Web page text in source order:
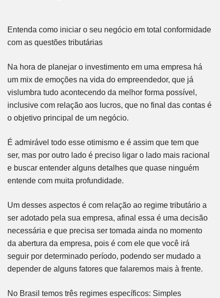
Entenda como iniciar o seu negócio em total conformidade
com as questões tributárias
Na hora de planejar o investimento em uma empresa há
um mix de emoções na vida do empreendedor, que já
vislumbra tudo acontecendo da melhor forma possível,
inclusive com relação aos lucros, que no final das contas é
o objetivo principal de um negócio.
É admirável todo esse otimismo e é assim que tem que
ser, mas por outro lado é preciso ligar o lado mais racional
e buscar entender alguns detalhes que quase ninguém
entende com muita profundidade.
Um desses aspectos é com relação ao regime tributário a
ser adotado pela sua empresa, afinal essa é uma decisão
necessária e que precisa ser tomada ainda no momento
da abertura da empresa, pois é com ele que você irá
seguir por determinado período, podendo ser mudado a
depender de alguns fatores que falaremos mais à frente.
No Brasil temos três regimes específicos: Simples